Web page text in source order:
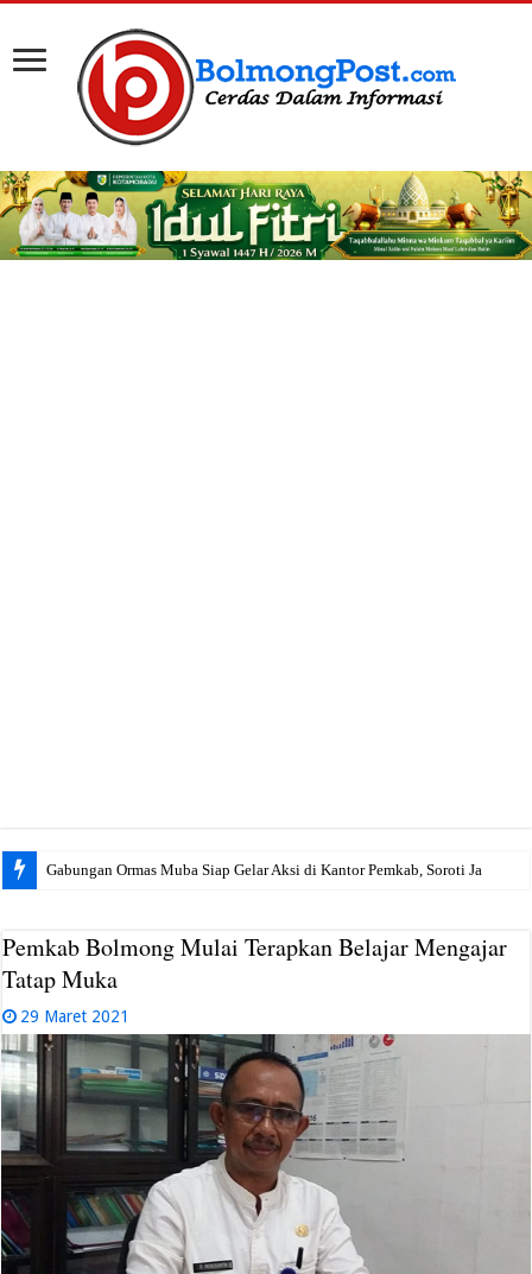
Pemkab Bolmong Mulai Terapkan Belajar Mengajar
Tatap Muka
29 Maret 2021